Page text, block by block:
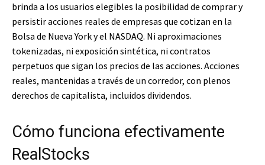
brinda a los usuarios elegibles la posibilidad de comprar y
persistir acciones reales de empresas que cotizan en la
Bolsa de Nueva York y el NASDAQ. Ni aproximaciones
tokenizadas, ni exposición sintética, ni contratos
perpetuos que sigan los precios de las acciones. Acciones
reales, mantenidas a través de un corredor, con plenos
derechos de capitalista, incluidos dividendos.
Cómo funciona efectivamente
RealStocks